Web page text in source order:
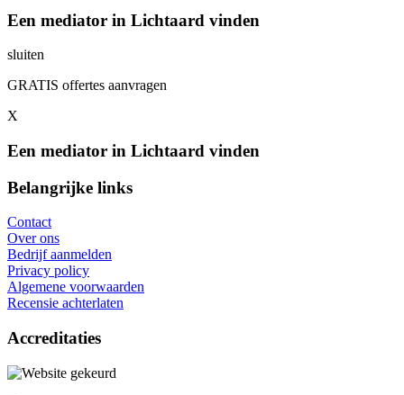
Een mediator in Lichtaard vinden
sluiten
GRATIS offertes aanvragen
X
Een mediator in Lichtaard vinden
Belangrijke links
Contact
Over ons
Bedrijf aanmelden
Privacy policy
Algemene voorwaarden
Recensie achterlaten
Accreditaties